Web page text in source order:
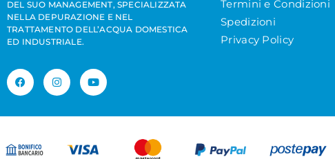
DEL SUO MANAGEMENT, SPECIALIZZATA
NELLA DEPURAZIONE E NEL
TRATTAMENTO DELL’ACQUA DOMESTICA
ED INDUSTRIALE.
Termini e Condizioni
Spedizioni
Privacy Policy